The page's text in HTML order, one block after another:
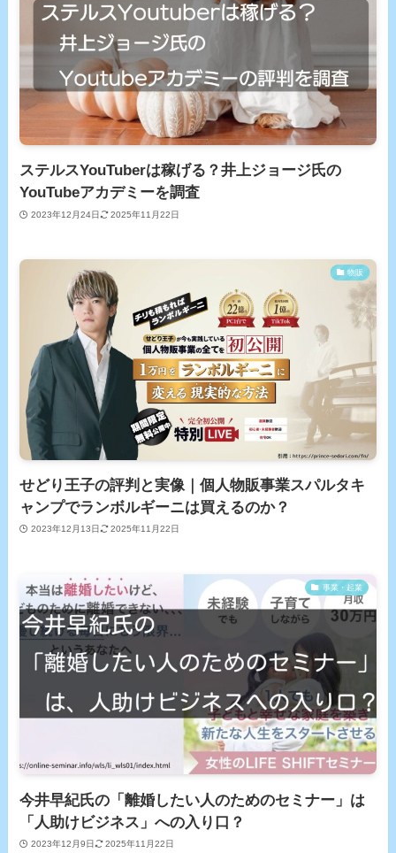
ステルスYouTuberは稼げる？井上ジョージ氏の
YouTubeアカデミーを調査
2023年12月24日 2025年11月22日
物販
せどり王子の評判と実像｜個人物販事業スパルタキ
ャンプでランボルギーニは買えるのか？
2023年12月13日 2025年11月22日
事業・起業
今井早紀氏の「離婚したい人のためのセミナー」は
「人助けビジネス」への入り口？
2023年12月9日 2025年11月22日